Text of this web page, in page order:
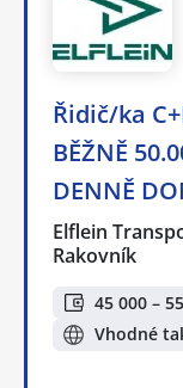
Řidič/ka
BĚŽNĚ
DENNĚ
Elflein
Rakovník
45 000 –
Vhodné